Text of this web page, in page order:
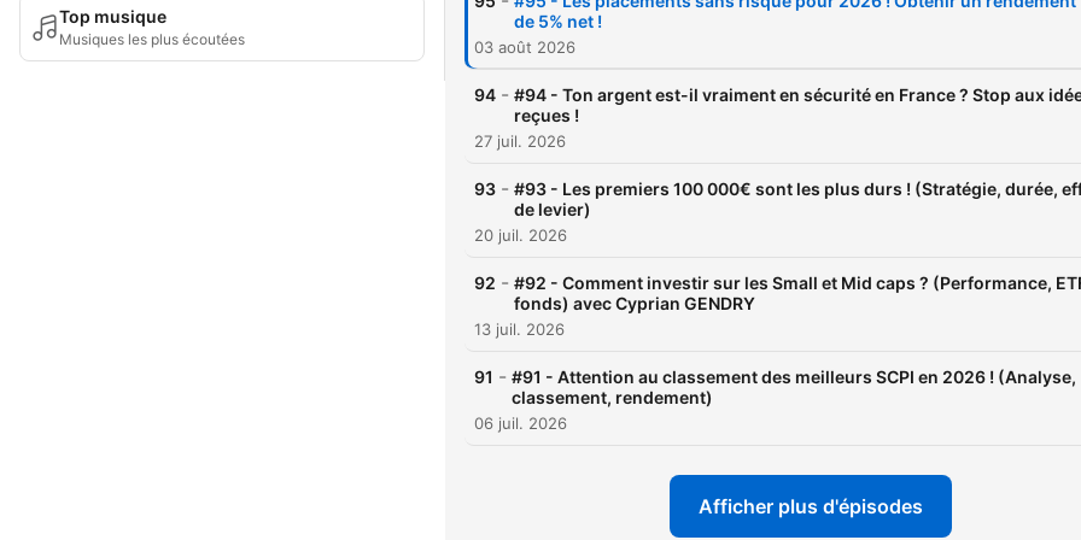
Top musique
Musiques les plus écoutées
de 5% net !
03 août 2026
94 - #94 - Ton argent est-il vraiment en sécurité en France ? Stop aux
reçues !
27 juil. 2026
93 - #93 - Les premiers 100 000€ sont les plus durs ! (Stratégie, durée,
de levier)
20 juil. 2026
92 - #92 - Comment investir sur les Small et Mid caps ? (Performance,
fonds) avec Cyprian GENDRY
13 juil. 2026
91 - #91 - Attention au classement des meilleurs SCPI en 2026 ! (Analyse,
classement, rendement)
06 juil. 2026
Afficher plus d'épisodes